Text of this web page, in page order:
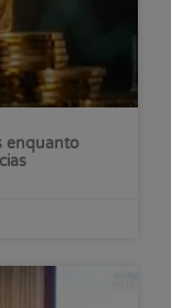
enquanto